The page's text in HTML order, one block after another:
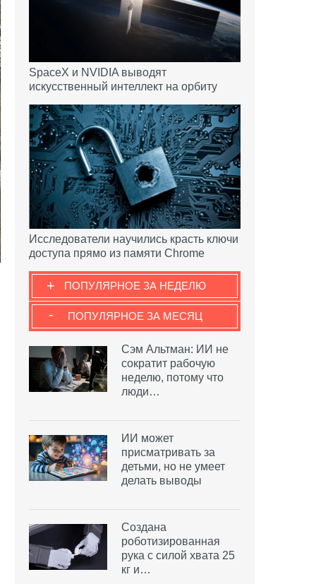
SpaceX и NVIDIA выводят
искусственный интеллект на орбиту
Исследователи научились красть ключи
доступа прямо из памяти Chrome
ПОПУЛЯРНОЕ ЗА НЕДЕЛЮ
+
ПОПУЛЯРНОЕ ЗА МЕСЯЦ
-
Сэм Альтман: ИИ не
сократит рабочую
неделю, потому что
люди…
ИИ может
присматривать за
детьми, но не умеет
делать выводы
Создана
роботизированная
рука с силой хвата 25
кг и…